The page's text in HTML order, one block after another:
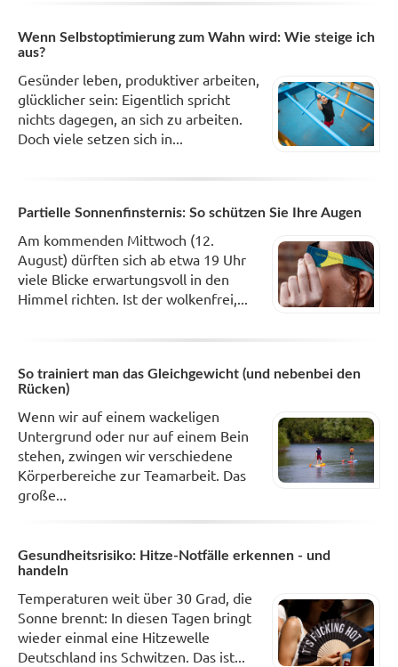
Wenn Selbstoptimierung zum Wahn wird: Wie steige ich
aus?
Gesünder leben, produktiver arbeiten,
glücklicher sein: Eigentlich spricht
nichts dagegen, an sich zu arbeiten.
Doch viele setzen sich in...
Partielle Sonnenfinsternis: So schützen Sie Ihre Augen
Am kommenden Mittwoch (12.
August) dürften sich ab etwa 19 Uhr
viele Blicke erwartungsvoll in den
Himmel richten. Ist der wolkenfrei,...
So trainiert man das Gleichgewicht (und nebenbei den
Rücken)
Wenn wir auf einem wackeligen
Untergrund oder nur auf einem Bein
stehen, zwingen wir verschiedene
Körperbereiche zur Teamarbeit. Das
große...
Gesundheitsrisiko: Hitze-Notfälle erkennen - und
handeln
Temperaturen weit über 30 Grad, die
Sonne brennt: In diesen Tagen bringt
wieder einmal eine Hitzewelle
Deutschland ins Schwitzen. Das ist...